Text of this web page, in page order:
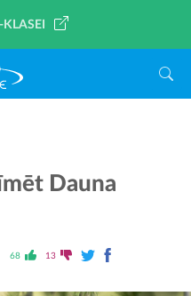
KLASEI
Dauna
68 13